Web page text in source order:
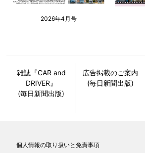
2026年4月号
雑誌『CAR and
DRIVER』
(毎日新聞出版)
広告掲載のご案内
(毎日新聞出版)
個人情報の取り扱いと免責事項